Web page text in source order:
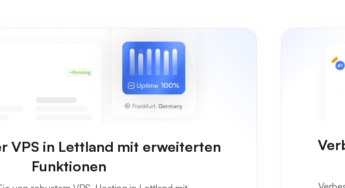
VPS in Lettland mit erweiterten
Funktionen